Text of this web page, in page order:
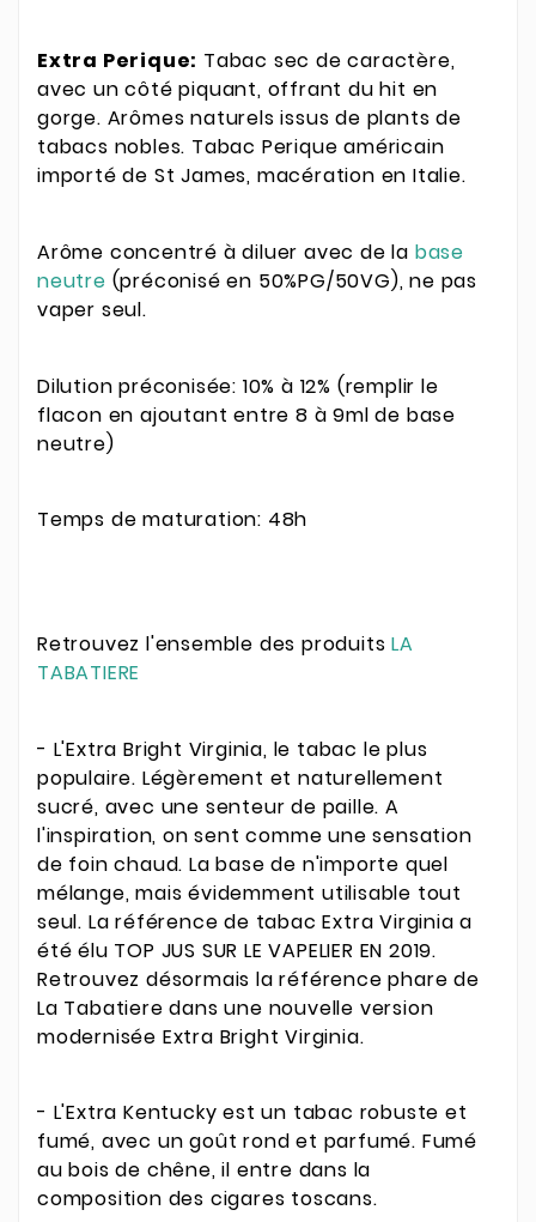
Extra Perique: Tabac sec de caractère,
avec un côté piquant, offrant du hit en
gorge. Arômes naturels issus de plants de
tabacs nobles. Tabac Perique américain
importé de St James, macération en Italie.
Arôme concentré à diluer avec de la base
neutre (préconisé en 50%PG/50VG), ne pas
vaper seul.
Dilution préconisée: 10% à 12% (remplir le
flacon en ajoutant entre 8 à 9ml de base
neutre)
Temps de maturation: 48h
Retrouvez l'ensemble des produitsLA
TABATIERE
- L'Extra Bright Virginia, le tabac le plus
populaire. Légèrement et naturellement
sucré, avec une senteur de paille. A
l'inspiration, on sent comme une sensation
de foin chaud. La base de n'importe quel
mélange, mais évidemment utilisable tout
seul. La référence de tabac Extra Virginia a
été élu TOP JUS SUR LE VAPELIER EN 2019.
Retrouvez désormais la référence phare de
La Tabatiere dans une nouvelle version
modernisée Extra Bright Virginia.
- L'Extra Kentucky est un tabac robuste et
fumé, avec un goût rond et parfumé. Fumé
au bois de chêne, il entre dans la
composition des cigares toscans.